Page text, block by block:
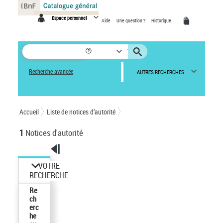
Espace personnel Aide Une question ? Historique
Recherche avancée AUTRES RECHERCHES
Accueil Liste de notices d’autorité
1 Notices d'autorité
VOTRE
RECHERCHE
Re
ch
erc
he
Panneau de gestion des cookies